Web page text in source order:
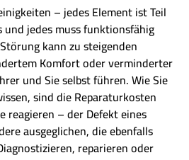
– jedes Element ist Teil
und jedes muss funktionsfähig
kann zu steigenden
Komfort oder verminderter
und Sie selbst führen. Wie Sie
sind die Reparaturkosten
reagieren – der Defekt eines
ausgeglichen, die ebenfalls
reparieren oder